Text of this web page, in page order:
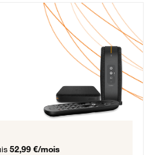
57,99 € par mois, Engagement 12 mois
52,99 €/mois